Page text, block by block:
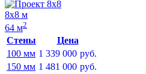
8х8 м
64 м2
Стены
Цена
100 мм 1 339 000 руб.
150 мм 1 481 000 руб.